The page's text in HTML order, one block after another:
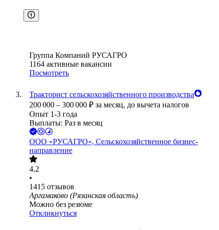
Группа Компаний РУСАГРО
1164 активные вакансии
Посмотреть
Тракторист сельскохозяйственного производства
200 000 – 300 000 ₽ за месяц, до вычета налогов
Опыт 1-3 года
Выплаты: Раз в месяц
ООО «РУСАГРО», Сельскохозяйственное бизнес-
направление
4.2
•
1415 отзывов
Аргамаково (Рязанская область)
Можно без резюме
Откликнуться